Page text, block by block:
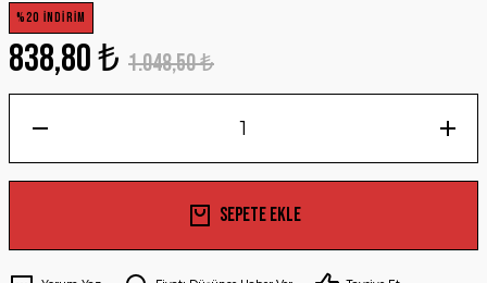
%20 İNDİRİM
838,80 ₺ 1.048,50 ₺
Sepete Ekle